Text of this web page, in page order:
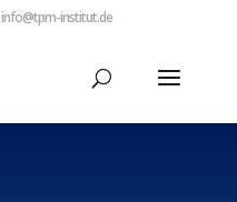
info@tpm-institut.de